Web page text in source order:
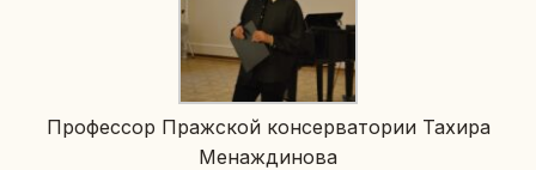
Про­фес­сор Праж­ской кон­сер­ва­то­рии Тахира
Ме­на­жди­но­ва